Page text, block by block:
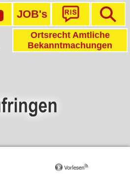
JOB's
Ortsrecht Amtliche
Bekanntmachungen